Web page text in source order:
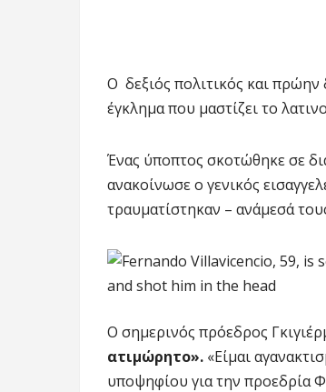
Ο δεξιός πολιτικός και
έγκλημα που μαστίζει το
Ένας ύποπτος σκοτώθηκε σε
ανακοίνωσε ο γενικός
τραυματίστηκαν – ανάμεσά
Ο σημερινός πρόεδρος
ατιμώρητο». «Είμαι
υποψηφίου για την προεδρία